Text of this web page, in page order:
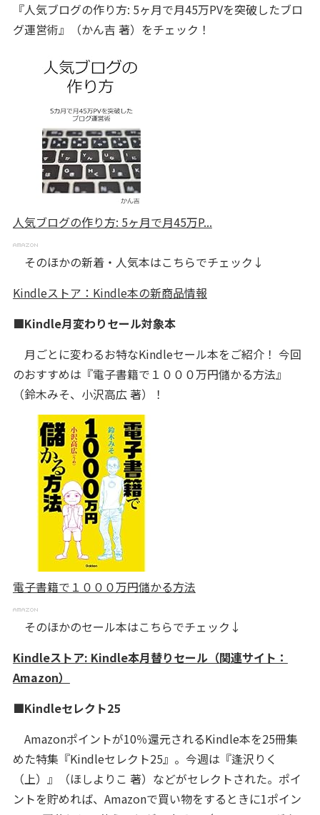
『人気ブログの作り方: 5ヶ月で月45万PVを突破したブロ
グ運営術』（かん吉 著）をチェック！
人気ブログの作り方: 5ヶ月で月45万P...
そのほかの新着・人気本はこちらでチェック↓
Kindleストア：Kindle本の新商品情報
■Kindle月変わりセール対象本
月ごとに変わるお特なKindleセール本をご紹介！ 今回
のおすすめは『電子書籍で１０００万円儲かる方法』
（鈴木みそ、小沢高広 著）！
電子書籍で１０００万円儲かる方法
そのほかのセール本はこちらでチェック↓
Kindleストア: Kindle本月替りセール（関連サイト：
Amazon）
■Kindleセレクト25
Amazonポイントが10％還元されるKindle本を25冊集
めた特集『Kindleセレクト25』。今週は『逢沢りく
（上）』（ほしよりこ 著）などがセレクトされた。ポイ
ントを貯めれば、Amazonで買い物をするときに1ポイン